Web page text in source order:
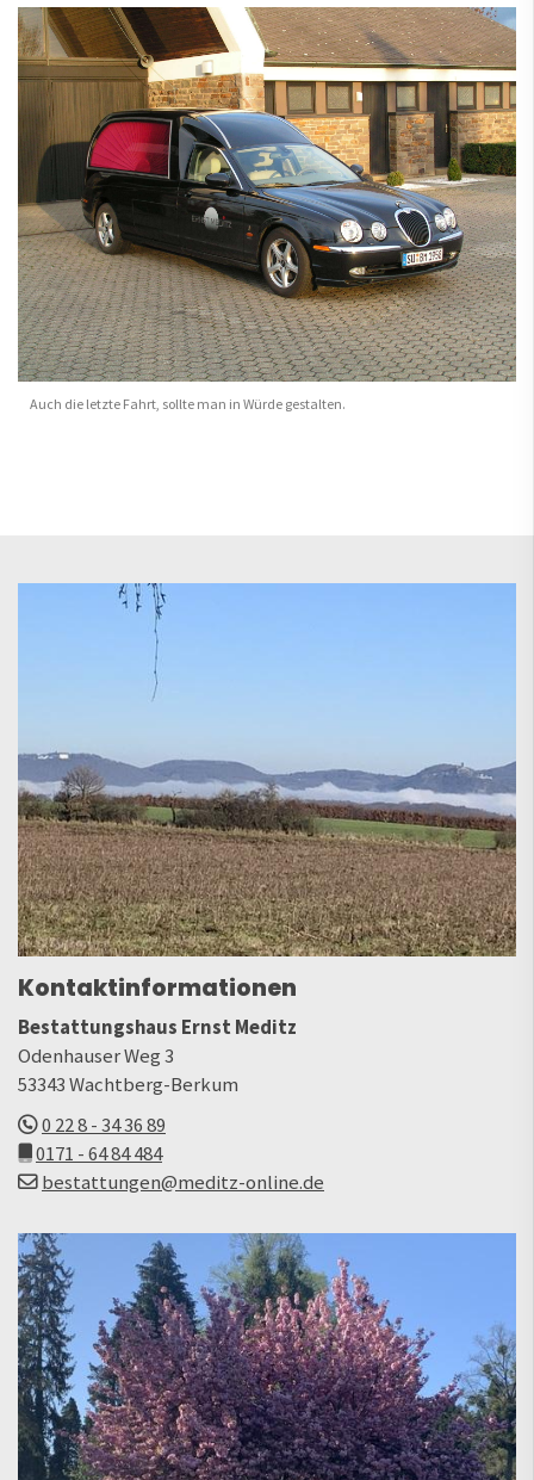
Auch die letzte Fahrt, sollte man in Würde gestalten.
Kontaktinformationen
Bestattungshaus Ernst Meditz
Odenhauser Weg 3
53343 Wachtberg-Berkum
0 22 8 - 34 36 89
0171 - 64 84 484
bestattungen@meditz-online.de